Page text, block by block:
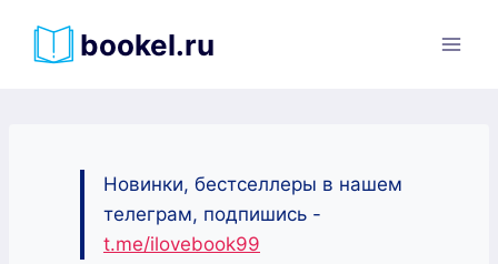
bookel.ru
Новинки, бестселлеры в нашем
телеграм, подпишись -
t.me/ilovebook99